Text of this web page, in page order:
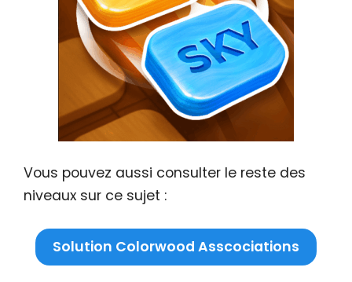
Vous pouvez aussi consulter le reste des
niveaux sur ce sujet :
Solution Colorwood Asscociations